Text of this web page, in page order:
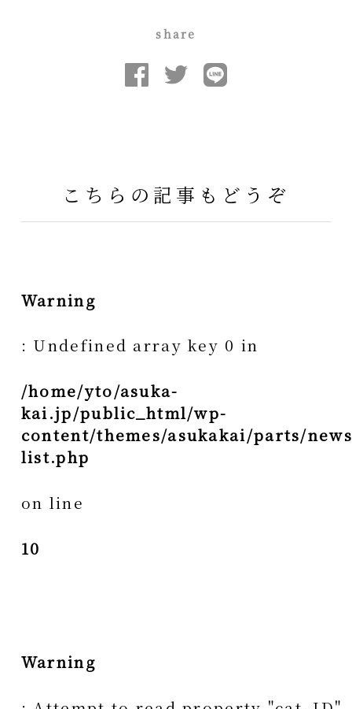
share
こちらの記事もどうぞ
Warning
: Undefined array key 0 in
/home/yto/asuka-
kai.jp/public_html/wp-
content/themes/asukakai/parts/
list.php
on line
10
Warning